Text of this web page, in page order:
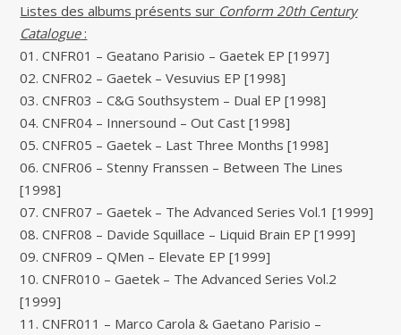
Listes des albums présents sur Conform 20th Century
Catalogue:
01. CNFR01 – Geatano Parisio – Gaetek EP [1997]
02. CNFR02 – Gaetek – Vesuvius EP [1998]
03. CNFR03 – C&G Southsystem – Dual EP [1998]
04. CNFR04 – Innersound – Out Cast [1998]
05. CNFR05 – Gaetek – Last Three Months [1998]
06. CNFR06 – Stenny Franssen – Between The Lines
[1998]
07. CNFR07 – Gaetek – The Advanced Series Vol.1 [1999]
08. CNFR08 – Davide Squillace – Liquid Brain EP [1999]
09. CNFR09 – QMen – Elevate EP [1999]
10. CNFR010 – Gaetek – The Advanced Series Vol.2
[1999]
11. CNFR011 – Marco Carola & Gaetano Parisio –